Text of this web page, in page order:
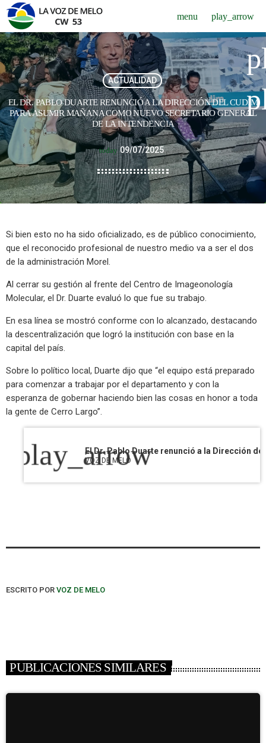
menu play_arrow
ACTUALIDAD
EL DR. PABLO DUARTE RENUNCIÓ A LA DIRECCIÓN DEL CUDIM
PARA ASUMIR MAÑANA COMO NUEVO SECRETARIO GENERAL
DE LA INTENDENCIA
today 09/07/2025
Si bien esto no ha sido oficializado, es de público conocimiento,
que el reconocido profesional de nuestro medio va a ser el dos
de la administración Morel.
Al cerrar su gestión al frente del Centro de Imageonología
Molecular, el Dr. Duarte evaluó lo que fue su trabajo.
En esa línea se mostró conforme con lo alcanzado, destacando
la descentralización que logró la institución con base en la
capital del país.
Sobre lo político local, Duarte dijo que “el equipo está preparado
para comenzar a trabajar por el departamento y con la
esperanza de gobernar haciendo bien las cosas en honor a toda
la gente de Cerro Largo”.
play_arrow
VOZ DE MELO
ESCRITO POR VOZ DE MELO
PUBLICACIONES SIMILARES